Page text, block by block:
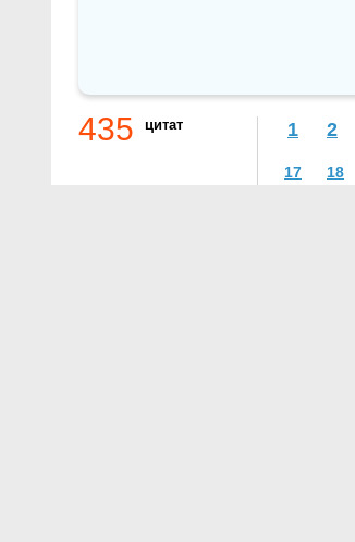
435 цитат 1 2
17 18